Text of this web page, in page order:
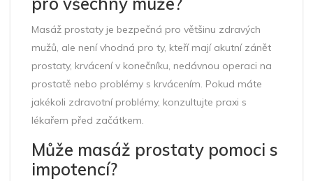
Masáž prostaty je bezpečná pro většinu zdravých
mužů, ale není vhodná pro ty, kteří mají akutní zánět
prostaty, krvácení v konečníku, nedávnou operaci na
prostatě nebo problémy s krvácením. Pokud máte
jakékoli zdravotní problémy, konzultujte praxi s
lékařem před začátkem.
Může masáž prostaty pomoci s
impotencí?